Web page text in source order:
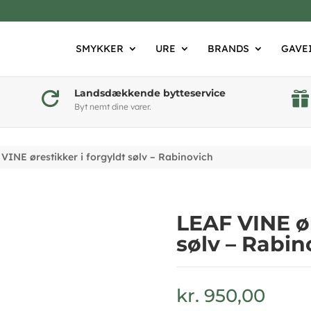
SMYKKER URE BRANDS
 Landsdækkende bytteservice
Byt nemt dine varer. 
ørestikker i forgyldt sølv – Rabinovich
LEAF VINE
sølv –
kr. 950,00